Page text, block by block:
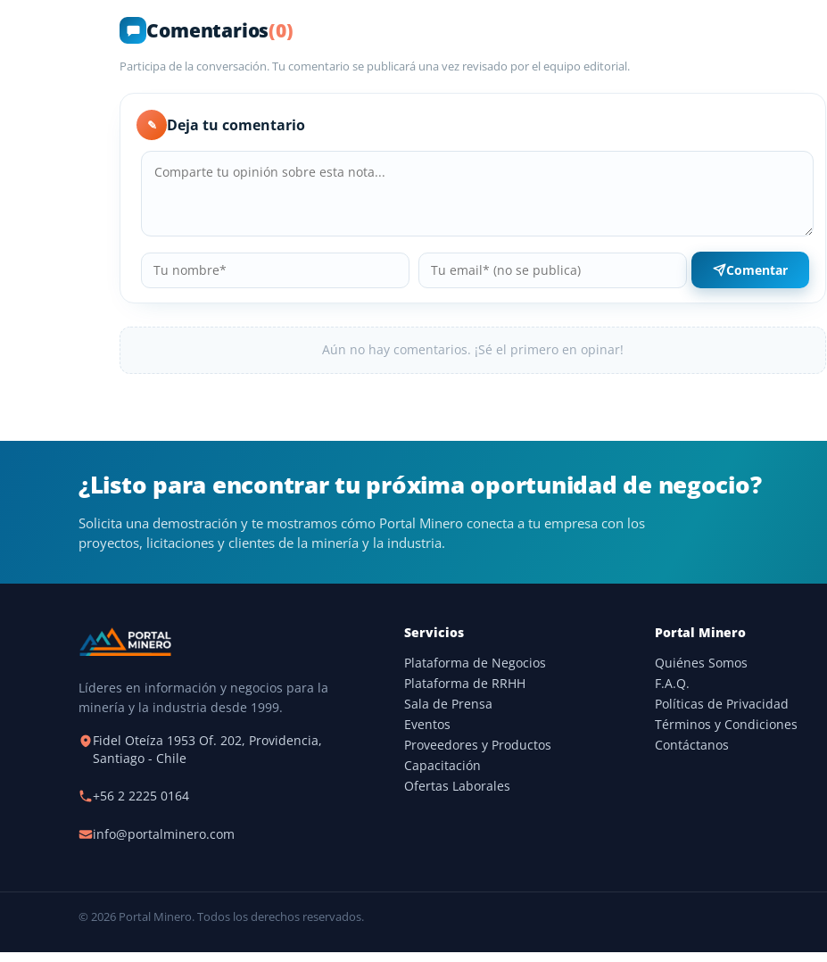
Comentarios(0)
Participa de la conversación. Tu comentario se publicará una vez revisado por el equipo editorial.
✎ Deja tu comentario
Comentar
Aún no hay comentarios. ¡Sé el primero en opinar!
¿Listo para encontrar tu próxima oportunidad de negocio?
Solicita una demostración y te mostramos cómo Portal Minero conecta a tu empresa con los
proyectos, licitaciones y clientes de la minería y la industria.
Líderes en información y negocios para la
minería y la industria desde 1999.
Fidel Oteíza 1953 Of. 202, Providencia,
Santiago - Chile
+56 2 2225 0164
info@portalminero.com
Servicios
Plataforma de Negocios
Plataforma de RRHH
Sala de Prensa
Eventos
Proveedores y Productos
Capacitación
Ofertas Laborales
Portal Minero
Quiénes Somos
F.A.Q.
Políticas de Privacidad
Términos y Condiciones
Contáctanos
© 2026 Portal Minero. Todos los derechos reservados.